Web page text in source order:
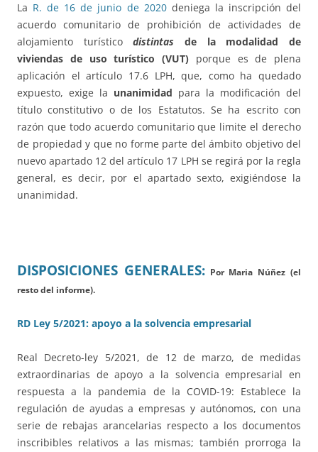
La R. de 16 de junio de 2020deniega la inscripción del
acuerdo comunitario de prohibición de actividades de
alojamiento turísticodistintas de la modalidad de
viviendas de uso turístico (VUT) porque es de plena
aplicación el artículo 17.6 LPH, que, como ha quedado
expuesto, exige la unanimidad para la modificación del
título constitutivo o de los Estatutos. Se ha escrito con
razón que todo acuerdo comunitario que limite el derecho
de propiedad y que no forme parte del ámbito objetivo del
nuevo apartado 12 del artículo 17 LPH se regirá por la regla
general, es decir, por el apartado sexto, exigiéndose la
unanimidad.
DISPOSICIONES GENERALES:Por Maria Núñez (el
resto del informe).
RD Ley 5/2021: apoyo a la solvencia empresarial
Real Decreto-ley 5/2021, de 12 de marzo, de medidas
extraordinarias de apoyo a la solvencia empresarial en
respuesta a la pandemia de la COVID-19: Establece la
regulación de ayudas a empresas y autónomos, con una
serie de rebajas arancelarias respecto a los documentos
inscribibles relativos a las mismas; también prorroga la